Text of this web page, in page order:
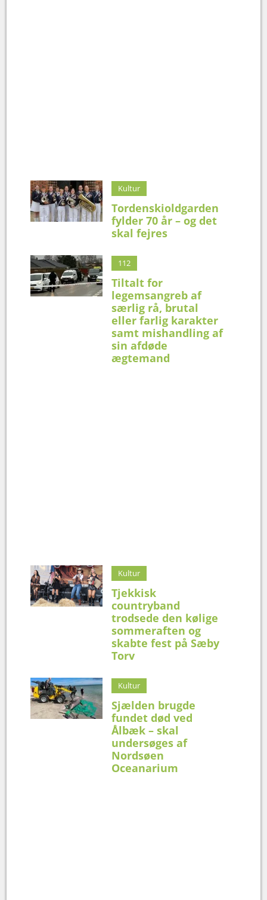
Kultur
Tordenskioldgarden
fylder 70 år – og det
skal fejres
112
Tiltalt for
legemsangreb af
særlig rå, brutal
eller farlig karakter
samt mishandling af
sin afdøde
ægtemand
Kultur
Tjekkisk
countryband
trodsede den kølige
sommeraften og
skabte fest på Sæby
Torv
Kultur
Sjælden brugde
fundet død ved
Ålbæk – skal
undersøges af
Nordsøen
Oceanarium